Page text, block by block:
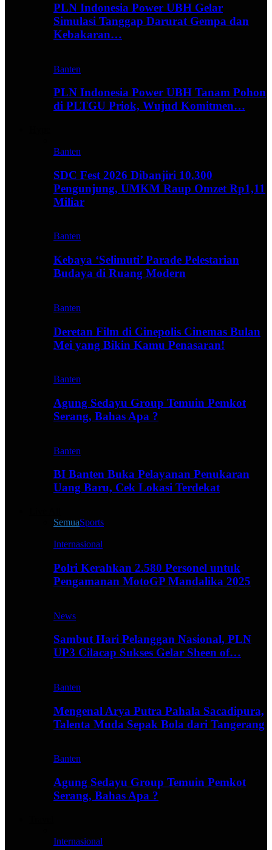
PLN Indonesia Power UBH Gelar
Simulasi Tanggap Darurat Gempa dan
Kebakaran…
Banten
PLN Indonesia Power UBH Tanam Pohon
di PLTGU Priok, Wujud Komitmen…
Banten
SDC Fest 2026 Dibanjiri 10.300
Pengunjung, UMKM Raup Omzet Rp1,11
Miliar
Banten
Kebaya ‘Selimuti’ Parade Pelestarian
Budaya di Ruang Modern
Banten
Deretan Film di Cinepolis Cinemas Bulan
Mei yang Bikin Kamu Penasaran!
Banten
Agung Sedayu Group Temuin Pemkot
Serang, Bahas Apa ?
Banten
BI Banten Buka Pelayanan Penukaran
Uang Baru, Cek Lokasi Terdekat
SemuaSports
Internasional
Polri Kerahkan 2.580 Personel untuk
Pengamanan MotoGP Mandalika 2025
News
Sambut Hari Pelanggan Nasional, PLN
UP3 Cilacap Sukses Gelar Sheen of…
Banten
Mengenal Arya Putra Pahala Sacadipura,
Talenta Muda Sepak Bola dari Tangerang
Banten
Agung Sedayu Group Temuin Pemkot
Serang, Bahas Apa ?
Internasional